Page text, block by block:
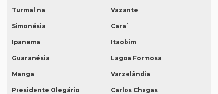
Intérprete português chinês
Intérprete português japonês
Intérprete português mandarim
Intérprete profissional coreano português
Turmalina Vazante
Simonésia Caraí
Ipanema Itaobim
Guaranésia Lagoa Formosa
Manga Varzelândia
Presidente Olegário Carlos Chagas